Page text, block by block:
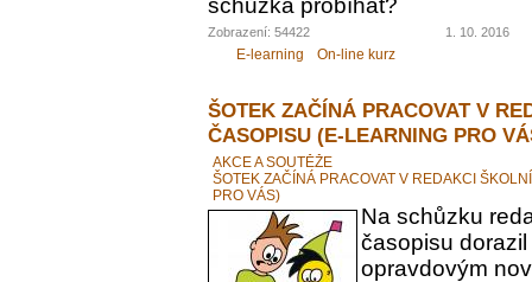
schůzka probíhat?
Zobrazení: 54422 1. 10. 2016
E-learning On-line kurz
ŠOTEK ZAČÍNÁ PRACOVAT V
ČASOPISU (E-LEARNING PRO
AKCE A SOUTĚŽE
ŠOTEK ZAČÍNÁ PRACOVAT V REDAKCI
PRO VÁS)
Na schůzku
časopisu
opravdovým